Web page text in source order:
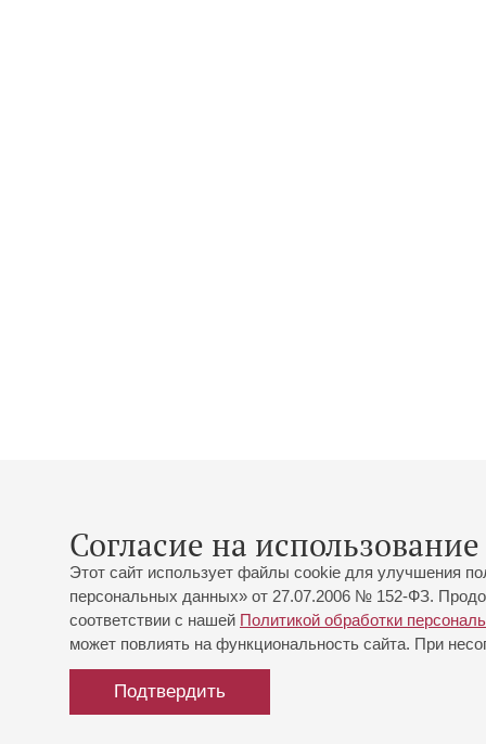
Согласие на
Этот сайт использует файлы cookie для улучшения
персональных данных» от 27.07.2006 № 152-ФЗ.
соответствии с нашей Политикой обработки
может повлиять на функциональность сайта. При
Подтвердить